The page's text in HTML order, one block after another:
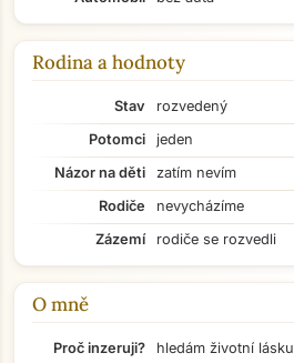
Rodina a hodnoty
Stav
rozvedený
Potomci
jeden
Názor na děti
zatím nevím
Rodiče
nevycházíme
Zázemí
rodiče se rozvedli
O mně
Proč inzeruji?
hledám životní lásku